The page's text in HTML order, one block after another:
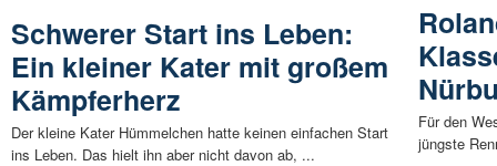
Schwerer Start ins Leben:
Ein kleiner Kater mit großem
Kämpferherz
Der kleine Kater Hümmelchen hatte keinen einfachen Start
ins Leben. Das hielt ihn aber nicht davon ab, ...
Für den
jüngste